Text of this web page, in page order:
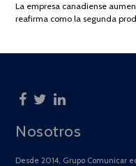
La empresa canadiense
reafirma como la segunda
Nosotros
Desde 2014, Grupo Comunicar